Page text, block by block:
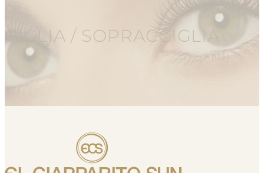
CIGLIA / SOPRACCIGLIA